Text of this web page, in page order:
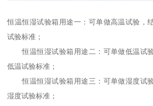
恒温恒湿试验箱用途一：可单做高温试验，
试验标准；
恒温恒湿试验箱用途二：可单做低温试
低温试验标准；
恒温恒湿试验箱用途三：可单做湿度试
湿度试验标准；